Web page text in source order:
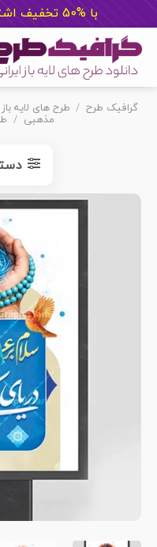
با %50 تخفیف اشتراک بخر
content
گرافیک طرح / طرح های لایه باز
مذهبی /